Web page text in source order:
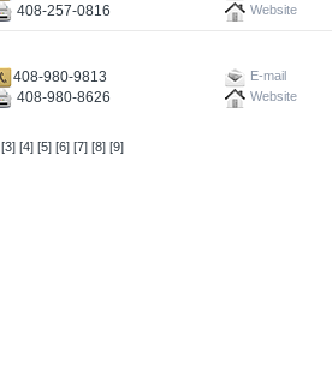
408-257-0816 Website
408-980-9813 E-mail
408-980-8626 Website
[3] [4] [5] [6] [7] [8] [9]